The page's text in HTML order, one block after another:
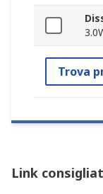
Trova
Link